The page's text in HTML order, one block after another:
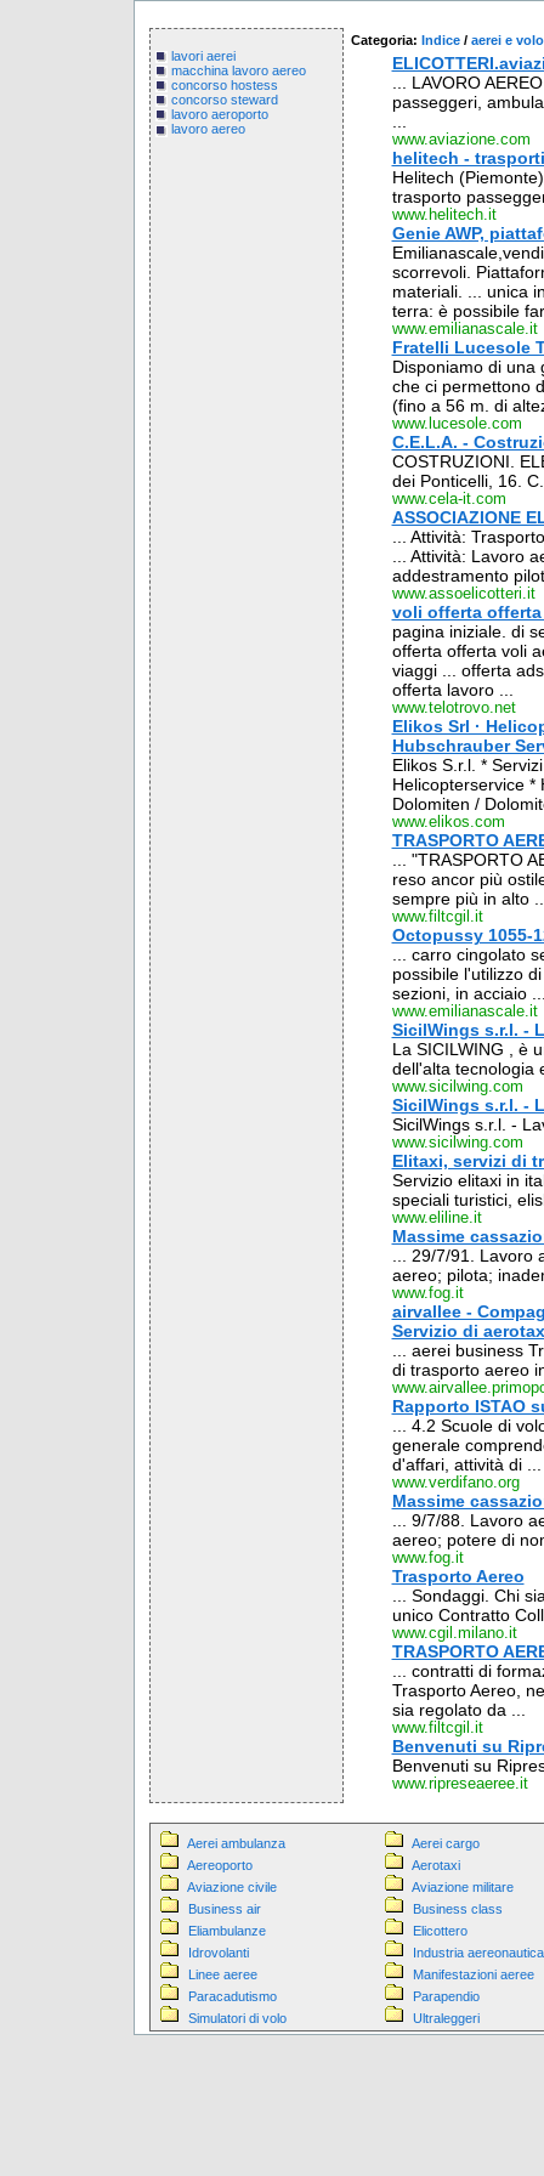
lavori aerei
macchina lavoro aereo
concorso hostess
concorso steward
lavoro aeroporto
lavoro aereo
Categoria: Indice / aerei e volo
... LAVORO
passeggeri,
www.aviazione.com
helitech -
Helitech
trasporto
www.helitech.it
Genie AWP,
scorrevoli.
materiali. ... unica
terra: è possibile
www.emilianascale.it
Fratelli Lucesole
Disponiamo di una
che ci permettono
(fino a 56 m. di
www.lucesole.com
C.E.L.A. -
COSTRUZIONI.
dei Ponticelli, 16.
www.cela-it.com
ASSOCIAZIONE
... Attività:
... Attività: Lavoro
addestramento
www.assoelicotteri.it
voli offerta
pagina iniziale. di
offerta offerta voli
viaggi ... offerta
offerta lavoro ...
www.telotrovo.net
Elikos Srl ·
Hubschrauber
Elikos S.r.l. *
Helicopterservice *
Dolomiten /
www.elikos.com
TRASPORTO
... "TRASPORTO
reso ancor più
sempre più in alto
www.filtcgil.it
Octopussy 1055-
... carro cingolato
possibile l'utilizzo
sezioni, in acciaio
www.emilianascale.it
SicilWings s.r.l. -
La SICILWING , è
dell'alta tecnologia
www.sicilwing.com
SicilWings s.r.l. -
SicilWings s.r.l. -
www.sicilwing.com
Elitaxi, servizi di
Servizio elitaxi in
speciali turistici,
www.eliline.it
Massime
... 29/7/91.
aereo; pilota;
www.fog.it
airvallee -
Servizio di
... aerei business
di trasporto aereo
Rapporto ISTAO
... 4.2 Scuole di
generale
d'affari, attività di ...
www.verdifano.org
Massime
... 9/7/88. Lavoro
aereo; potere di
www.fog.it
Trasporto Aereo
... Sondaggi. Chi
unico Contratto
www.cgil.milano.it
TRASPORTO
... contratti di
Trasporto Aereo,
sia regolato da ...
www.filtcgil.it
Benvenuti su
Benvenuti su
www.ripreseaeree.it
Aerei ambulanza
Aerei cargo
Aereoporto
Aerotaxi
Aviazione civile
Aviazione militare
Business air
Business class
Eliambulanze
Elicottero
Idrovolanti
Industria aereonautica
Linee aeree
Manifestazioni aeree
Paracadutismo
Parapendio
Simulatori di volo
Ultraleggeri